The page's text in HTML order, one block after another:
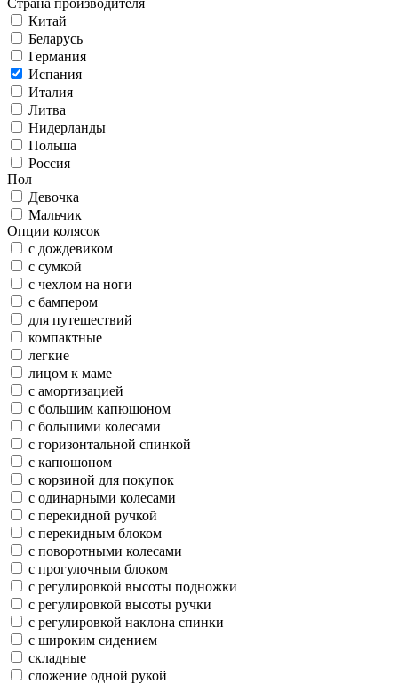
Страна производителя
Китай
Беларусь
Германия
Испания
Италия
Литва
Нидерланды
Польша
Россия
Пол
Девочка
Мальчик
Опции колясок
с дождевиком
с сумкой
с чехлом на ноги
с бампером
для путешествий
компактные
легкие
лицом к маме
с амортизацией
с большим капюшоном
с большими колесами
с горизонтальной спинкой
с капюшоном
с корзиной для покупок
с одинарными колесами
с перекидной ручкой
с перекидным блоком
с поворотными колесами
с прогулочным блоком
с регулировкой высоты подножки
с регулировкой высоты ручки
с регулировкой наклона спинки
с широким сидением
складные
сложение одной рукой